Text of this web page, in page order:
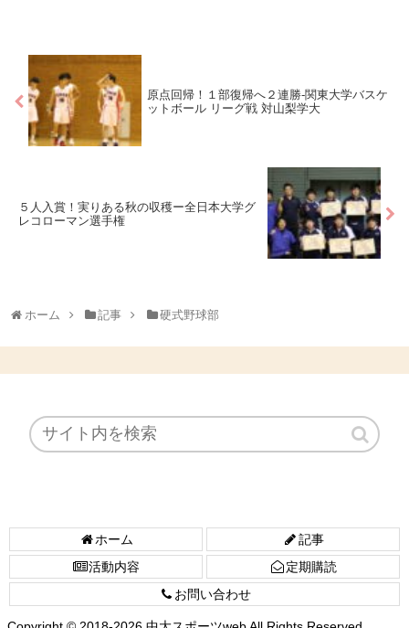
原点回帰！１部復帰へ２連勝-関東大学バスケ
ットボール リーグ戦 対山梨学大
５人入賞！実りある秋の収穫ー全日本大学グ
レコローマン選手権
ホーム 記事 硬式野球部
ホーム
記事
活動内容
定期購読
お問い合わせ